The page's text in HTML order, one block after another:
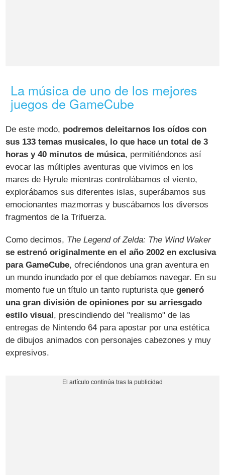
La música de uno de los mejores
juegos de GameCube
De este modo, podremos deleitarnos los oídos con
sus 133 temas musicales, lo que hace un total de 3
horas y 40 minutos de música, permitiéndonos así
evocar las múltiples aventuras que vivimos en los
mares de Hyrule mientras controlábamos el viento,
explorábamos sus diferentes islas, superábamos sus
emocionantes mazmorras y buscábamos los diversos
fragmentos de la Trifuerza.
Como decimos, The Legend of Zelda: The Wind Waker
se estrenó originalmente en el año 2002 en exclusiva
para GameCube, ofreciéndonos una gran aventura en
un mundo inundado por el que debíamos navegar. En su
momento fue un título un tanto rupturista quegeneró
una gran división de opiniones por su arriesgado
estilo visual, prescindiendo del "realismo" de las
entregas de Nintendo 64 para apostar por una estética
de dibujos animados con personajes cabezones y muy
expresivos.